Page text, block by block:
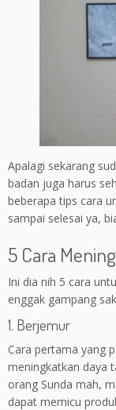
Apalagi sekarang
badan juga harus
beberapa tips cara
sampai selesai ya,
5 Cara
Ini dia nih 5 cara
enggak gampang
1. Berjemur
Cara pertama yang
meningkatkan daya
orang Sunda mah,
dapat memicu